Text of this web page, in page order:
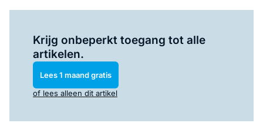
Krijg onbeperkt toegang tot alle
artikelen.
Lees 1 maand gratis
of lees alleen dit artikel